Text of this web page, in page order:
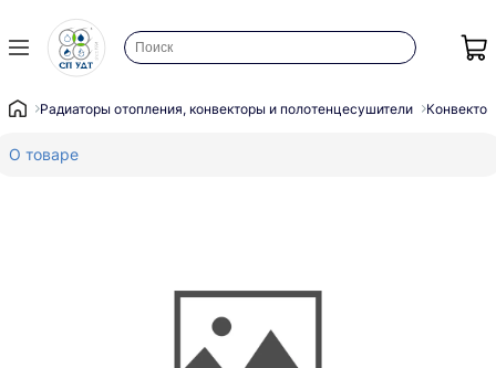
Радиаторы отопления, конвекторы и полотенцесушители
О товаре